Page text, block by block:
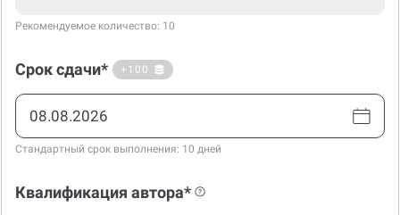
Рекомендуемое количество: 10
Срок сдачи* +100
Стандартный срок выполнения: 10 дней
Квалификация автора*